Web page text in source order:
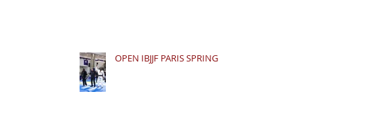
OPEN IBJJF PARIS SPRING